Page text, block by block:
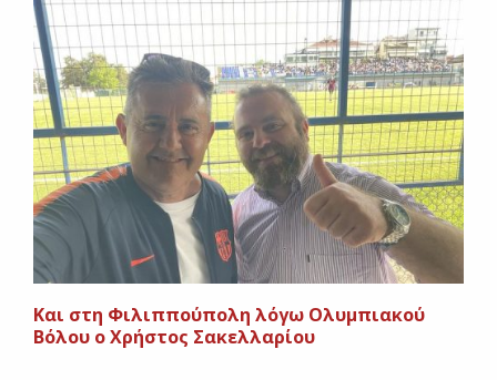
Και στη Φιλιππούπολη λόγω Ολυμπιακού
Βόλου ο Χρήστος Σακελλαρίου